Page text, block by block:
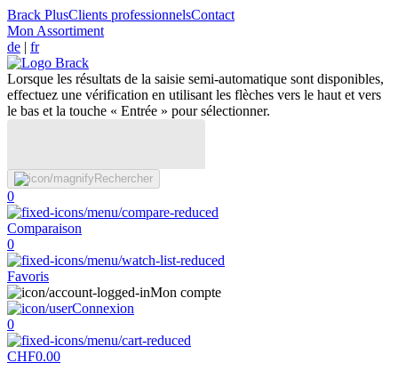
Brack PlusClients professionnelsContact
Mon Assortiment
de | fr
Lorsque les résultats de la saisie semi-automatique sont disponibles,
effectuez une vérification en utilisant les flèches vers le haut et vers
le bas et la touche « Entrée » pour sélectionner.
Rechercher
0
Comparaison
0
Favoris
Mon compte
Connexion
0
CHF0.00